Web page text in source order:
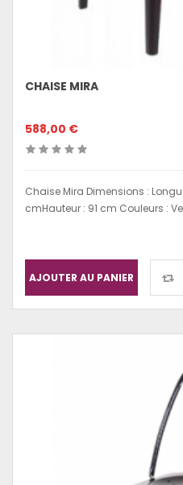
CHAISE MIRA
588,00 €
Chaise Mira Dimensions :
cmHauteur : 91 cm Couleurs :
AJOUTER AU PANIER